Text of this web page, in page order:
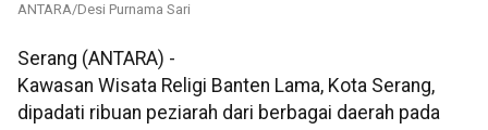
ANTARA/Desi Purnama Sari
Serang (ANTARA) -
Kawasan Wisata Religi Banten Lama, Kota Serang,
dipadati ribuan peziarah dari berbagai daerah pada